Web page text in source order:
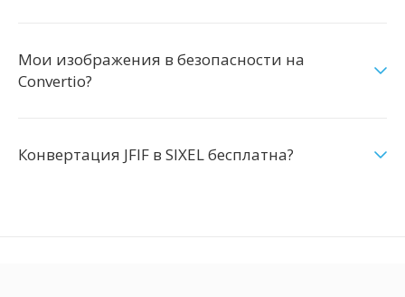
Мои изображения в безопасности на
Convertio?
Конвертация JFIF в SIXEL бесплатна?